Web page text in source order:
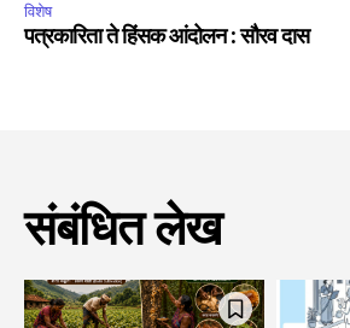
विशेष
पत्रकारिता ते हिंसक आंदोलन : सौरव दास
संबंधित लेख